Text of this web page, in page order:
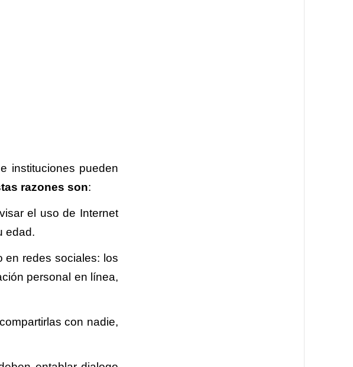
instituciones pueden
razones son:
el uso de Internet
edad.
en redes sociales: los
personal en línea,
con nadie,